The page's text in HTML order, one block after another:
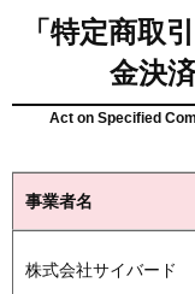
「特定商取
金決
Act on Specified
事業者名
株式会社サイバード